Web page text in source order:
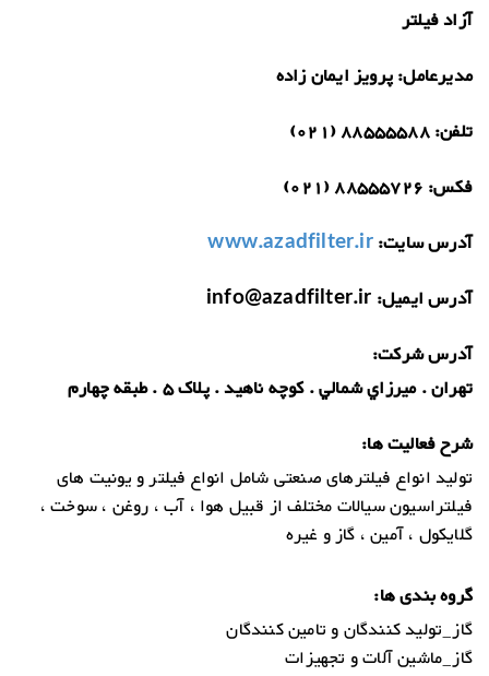
آزاد فیلتر
مدیرعامل:پرویز ایمان زاده
تلفن:88555588 (021)
فکس: 88555726 (021)
آدرس سایت:www.azadfilter.ir
آدرس ایمیل: info@azadfilter.ir
آدرس شرکت:
تهران . ميرزاي شمالي . کوچه ناهيد . پلاک 5 . طبقه چهارم
شرح فعالیت ها:
تولید انواع فیلترهای صنعتی شامل انواع فیلتر و یونیت های
فیلتراسیون سیالات مختلف از قبیل هوا ، آب ، روغن ، سوخت ،
گلایکول ، آمین ، گاز و غیره
گروه بندی ها:
گاز_تولید کنندگان و تامین کنندگان
گاز_ماشین آلات و تجهیزات